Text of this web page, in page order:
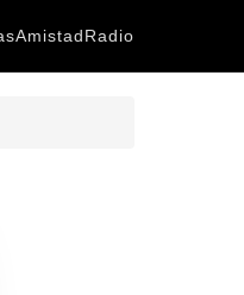
AmistadRadio